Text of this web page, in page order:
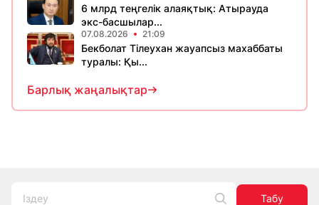
6 млрд теңгелік алаяқтық: Атырауда
экс-басшылар...
07.08.2026 21:09
Бекболат Тілеухан жауапсыз махаббаты
туралы: Қы...
Барлық жаңалықтар
Табу